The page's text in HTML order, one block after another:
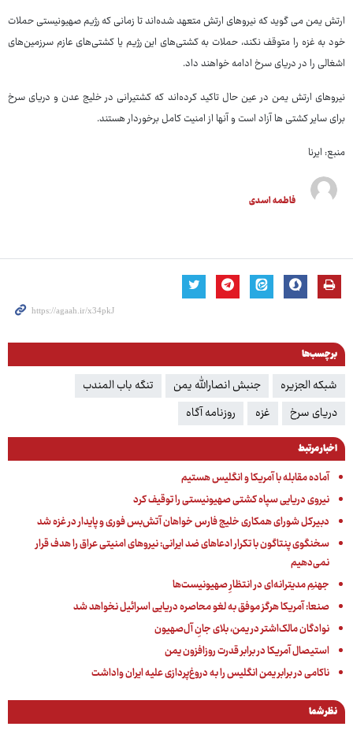
ارتش یمن می گوید که نیروهای ارتش متعهد شده‌اند تا زمانی که رژیم صهیونیستی حملات
خود به غزه را متوقف نکند، حملات به کشتی‌های این رژیم یا کشتی‌های عازم سرزمین‌های
اشغالی را در دریای سرخ ادامه خواهند داد.
نیروهای ارتش یمن در عین حال تاکید کرده‌اند که کشتیرانی در خلیج عدن و دریای سرخ
برای سایر کشتی ها آزاد است و آنها از امنیت کامل برخوردار هستند.
منبع: ایرنا
فاطمه اسدی
برچسب‌ها
شبکه الجزیره جنبش انصارالله یمن
تنگه باب المندب
دریای سرخ
غزه روزنامه آگاه
اخبار مرتبط
آماده مقابله با آمریکا و انگلیس هستیم
نیروی دریایی سپاه کشتی صهیونیستی را توقیف کرد
دبیرکل شورای همکاری خلیج فارس خواهان آتش‌بس فوری و پایدار در غزه شد
سخنگوی پنتاگون با تکرار ادعاهای ضد ایرانی: نیروهای امنیتی عراق را هدف قرار
نمی‌دهیم
جهنمِ مدیترانه‌ای در انتظارِ صهیونیست‌ها
صنعا: آمریکا هرگز موفق به لغو محاصره دریایی اسرائیل نخواهد شد
نوادگان مالک‌اشتر در یمن، بلای جانِ آل‌صهیون
استیصال آمریکا در برابر قدرت روزافزون یمن
ناکامی در برابر یمن انگلیس را به دروغ‌پردازی علیه ایران واداشت
نظر شما